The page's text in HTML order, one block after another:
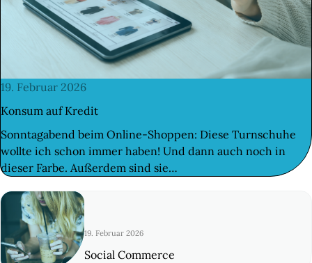
DU HILFE
& MITMACHEN
& DANACH
BUDGET
& KULTUR
© 1
19. Februar 2026
Konsum auf Kredit
Sonntagabend beim Online-Shoppen: Diese Turnschuhe
wollte ich schon immer haben! Und dann auch noch in
dieser Farbe. Außerdem sind sie…
19. Februar 2026
Social Commerce